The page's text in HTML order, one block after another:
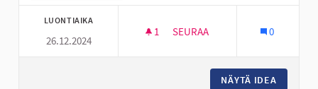
LUONTIAIKA
26.12.2024
1 1 SEURAAJA
SEURAA 0
NÄYTÄ IDEA